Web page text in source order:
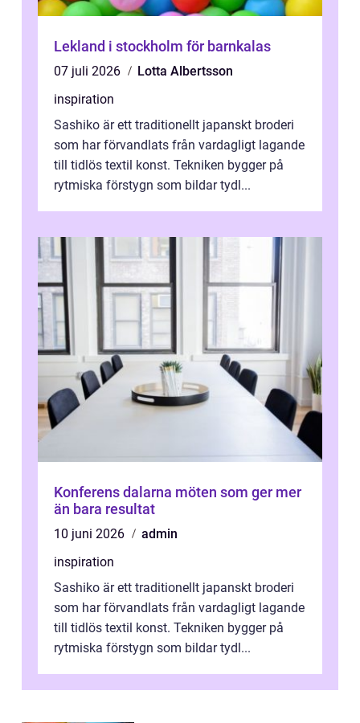
Lekland i stockholm för barnkalas
07 juli 2026
Lotta Albertsson
inspiration
Sashiko är ett traditionellt japanskt broderi
som har förvandlats från vardagligt lagande
till tidlös textil konst. Tekniken bygger på
rytmiska förstygn som bildar tydl...
Konferens dalarna möten som ger mer
än bara resultat
10 juni 2026
admin
inspiration
Sashiko är ett traditionellt japanskt broderi
som har förvandlats från vardagligt lagande
till tidlös textil konst. Tekniken bygger på
rytmiska förstygn som bildar tydl...